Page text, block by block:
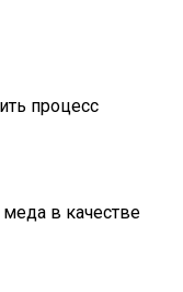
процесс
в качестве